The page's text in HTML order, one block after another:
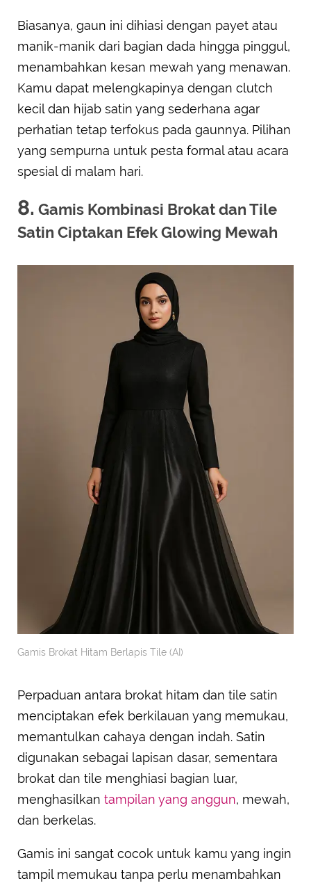
Biasanya, gaun ini dihiasi dengan payet atau
manik-manik dari bagian dada hingga pinggul,
menambahkan kesan mewah yang menawan.
Kamu dapat melengkapinya dengan clutch
kecil dan hijab satin yang sederhana agar
perhatian tetap terfokus pada gaunnya. Pilihan
yang sempurna untuk pesta formal atau acara
spesial di malam hari.
8. Gamis Kombinasi Brokat dan Tile
Satin Ciptakan Efek Glowing Mewah
Gamis Brokat Hitam Berlapis Tile (AI)
Perpaduan antara brokat hitam dan tile satin
menciptakan efek berkilauan yang memukau,
memantulkan cahaya dengan indah. Satin
digunakan sebagai lapisan dasar, sementara
brokat dan tile menghiasi bagian luar,
menghasilkan tampilan yang anggun, mewah,
dan berkelas.
Gamis ini sangat cocok untuk kamu yang ingin
tampil memukau tanpa perlu menambahkan